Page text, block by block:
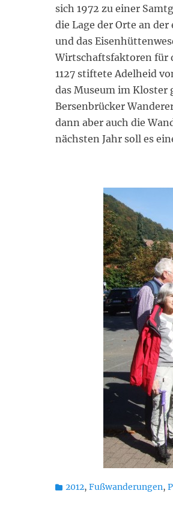
sich 1972 zu einer
die Lage der Orte an
und das
Wirtschaftsfaktoren für
1127 stiftete Adelheid
das Museum im Kloster
Bersenbrücker
dann aber auch die
nächsten Jahr soll es
Kategorien
2012, Fußwanderungen,